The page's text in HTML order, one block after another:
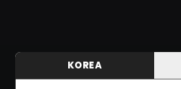
KOREA